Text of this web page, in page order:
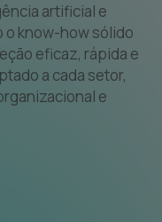
artificial e
o know-how sólido
eficaz, rápida e
a cada setor,
e